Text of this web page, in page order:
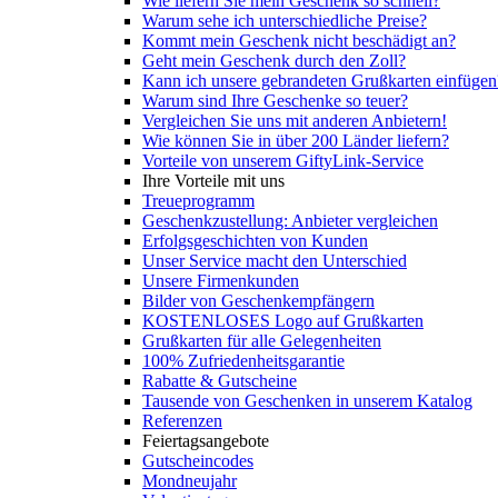
Warum sehe ich unterschiedliche Preise?
Kommt mein Geschenk nicht beschädigt an?
Geht mein Geschenk durch den Zoll?
Kann ich unsere gebrandeten Grußkarten
Warum sind Ihre Geschenke so teuer?
Vergleichen Sie uns mit anderen Anbietern!
Wie können Sie in über 200 Länder liefern?
Vorteile von unserem GiftyLink-Service
Ihre Vorteile mit uns
Treueprogramm
Geschenkzustellung: Anbieter vergleichen
Erfolgsgeschichten von Kunden
Unser Service macht den Unterschied
Unsere Firmenkunden
Bilder von Geschenkempfängern
KOSTENLOSES Logo auf Grußkarten
Grußkarten für alle Gelegenheiten
100% Zufriedenheitsgarantie
Rabatte & Gutscheine
Tausende von Geschenken in unserem Katalog
Referenzen
Feiertagsangebote
Gutscheincodes
Mondneujahr